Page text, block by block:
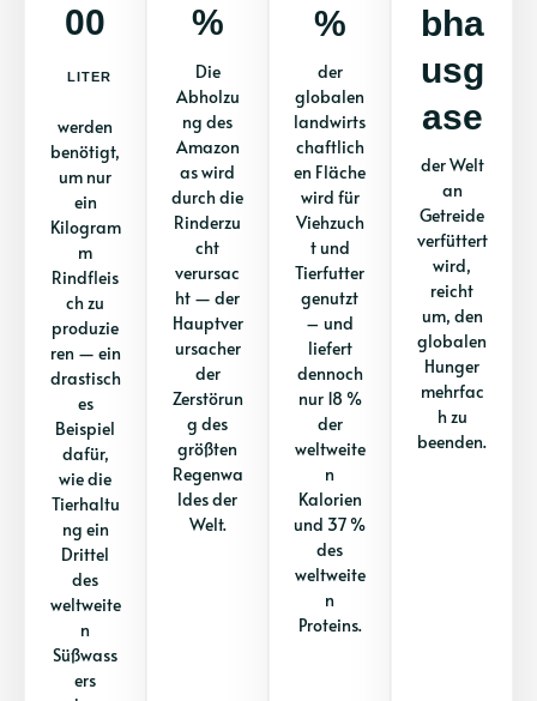
00
LITER
werden
benötigt,
um nur
ein
Kilogram
m
Rindfleis
ch zu
produzie
ren — ein
drastisch
es
Beispiel
dafür,
wie die
Tierhaltu
ng ein
Drittel
des
weltweite
n
Süßwass
ers
%
Die
Abholzu
ng des
Amazon
as wird
durch die
Rinderzu
cht
verursac
ht — der
Hauptver
ursacher
der
Zerstörun
g des
größten
Regenwa
ldes der
Welt.
%
der
globalen
landwirts
chaftlich
en Fläche
wird für
Viehzuch
t und
Tierfutter
genutzt
– und
liefert
dennoch
nur 18 %
der
weltweite
n
Kalorien
und 37 %
des
weltweite
n
Proteins.
Bha
Usg
Ase
der Welt
an
Getreide
verfüttert
wird,
reicht
um, den
globalen
Hunger
mehrfac
h zu
beenden.